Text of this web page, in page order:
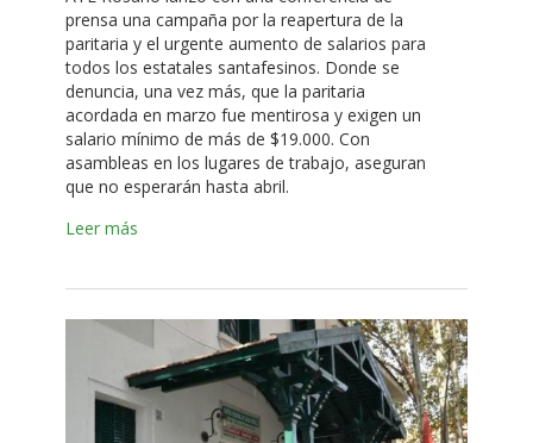
prensa una campaña por la reapertura de la
paritaria y el urgente aumento de salarios para
todos los estatales santafesinos. Donde se
denuncia, una vez más, que la paritaria
acordada en marzo fue mentirosa y exigen un
salario mínimo de más de $19.000. Con
asambleas en los lugares de trabajo, aseguran
que no esperarán hasta abril.
Leer más